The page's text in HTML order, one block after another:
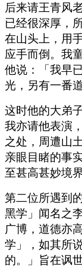
后来请王青风
已经很深厚，
在山头上，用
应手而倒。我
他说：「我早
光，另有一番道
这时他的大弟
我亦请他表演
之处，周遭山
亲眼目睹的事
至甚高甚妙境
第二位所遇到
黑学」闻名之
广博，道德亦
学」，如其所
的。」旨在讽